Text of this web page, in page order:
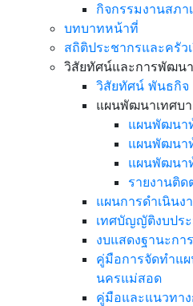
กิจกรรมงานสภ
บทบาทหน้าที่
สถิติประชากรและครัว
วิสัยทัศน์และการพัฒนา
วิสัยทัศน์ พันธกิจ
แผนพัฒนาเทศบ
แผนพัฒนา
แผนพัฒนา
แผนพัฒนา
รายงานติ
แผนการดำเนิน
เทศบัญญัติงบปร
งบแสดงฐานะกา
คู่มือการจัดทำแ
นครแม่สอด
คู่มือและแนวทา